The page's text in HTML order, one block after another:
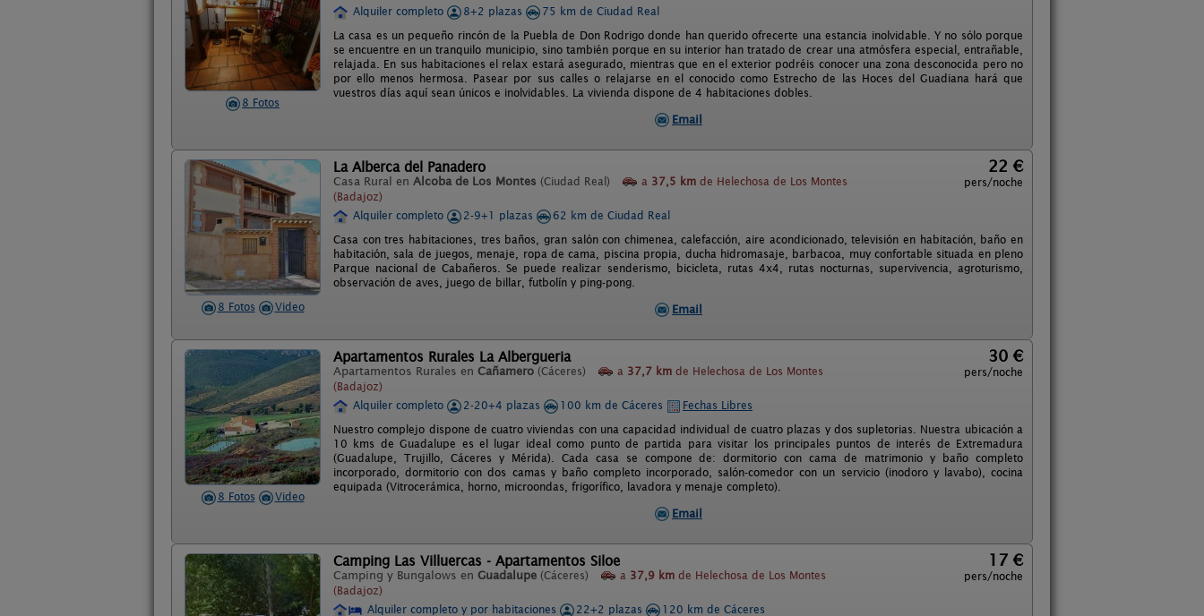
8 Fotos
Alquiler completo 8+2 plazas
75 km de Ciudad Real
La casa es un pequeño rincón de la Puebla de Don Rodrigo donde han querido ofrecerte una estancia inolvidable. Y no sólo porque
se encuentre en un tranquilo municipio, sino también porque en su interior han tratado de crear una atmósfera especial, entrañable,
relajada. En sus habitaciones el relax estará asegurado, mientras que en el exterior podréis conocer una zona desconocida pero no
por ello menos hermosa. Pasear por sus calles o relajarse en el conocido como Estrecho de las Hoces del Guadiana hará que
vuestros días aquí sean únicos e inolvidables. La vivienda dispone de 4 habitaciones dobles.
Email
8 Fotos Video
La Alberca del Panadero
Casa Rural en Alcoba de Los Montes (Ciudad Real) a 37,5 km de Helechosa de Los Montes
(Badajoz)
22 €
pers/noche
Alquiler completo 2-9+1 plazas
62 km de Ciudad Real
Casa con tres habitaciones, tres baños, gran salón con chimenea, calefacción, aire acondicionado, televisión en habitación, baño en
habitación, sala de juegos, menaje, ropa de cama, piscina propia, ducha hidromasaje, barbacoa, muy confortable situada en pleno
Parque nacional de Cabañeros. Se puede realizar senderismo, bicicleta, rutas 4x4, rutas nocturnas, supervivencia, agroturismo,
observación de aves, juego de billar, futbolín y ping-pong.
Email
8 Fotos Video
Apartamentos Rurales La Albergueria
Apartamentos Rurales en Cañamero (Cáceres) a 37,7 km de Helechosa de Los Montes
(Badajoz)
30 €
pers/noche
Alquiler completo 2-20+4 plazas 100 km de Cáceres
Fechas Libres
Nuestro complejo dispone de cuatro viviendas con una capacidad individual de cuatro plazas y dos supletorias. Nuestra ubicación a
10 kms de Guadalupe es el lugar ideal como punto de partida para visitar los principales puntos de interés de Extremadura
(Guadalupe, Trujillo, Cáceres y Mérida). Cada casa se compone de: dormitorio con cama de matrimonio y baño completo
incorporado, dormitorio con dos camas y baño completo incorporado, salón-comedor con un servicio (inodoro y lavabo), cocina
equipada (Vitrocerámica, horno, microondas, frigorífico, lavadora y menaje completo).
Email
Camping Las Villuercas - Apartamentos Siloe
Camping y Bungalows en Guadalupe (Cáceres) a 37,9 km de Helechosa de Los Montes
(Badajoz)
17 €
pers/noche
Alquiler completo y por habitaciones 22+2 plazas 120 km de Cáceres